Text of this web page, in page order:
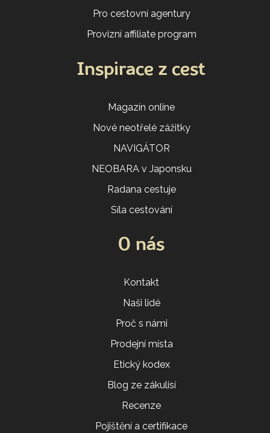
Pro cestovní agentury
Provizní affiliate program
Inspirace z cest
Magazín online
Nové neotřelé zážitky
NAVIGÁTOR
NEOBARA v Japonsku
Radana cestuje
Síla cestování
O nás
Kontakt
Naši lidé
Proč s námi
Prodejní místa
Etický kodex
Blog ze zákulisí
Recenze
Pojištění a certifikace